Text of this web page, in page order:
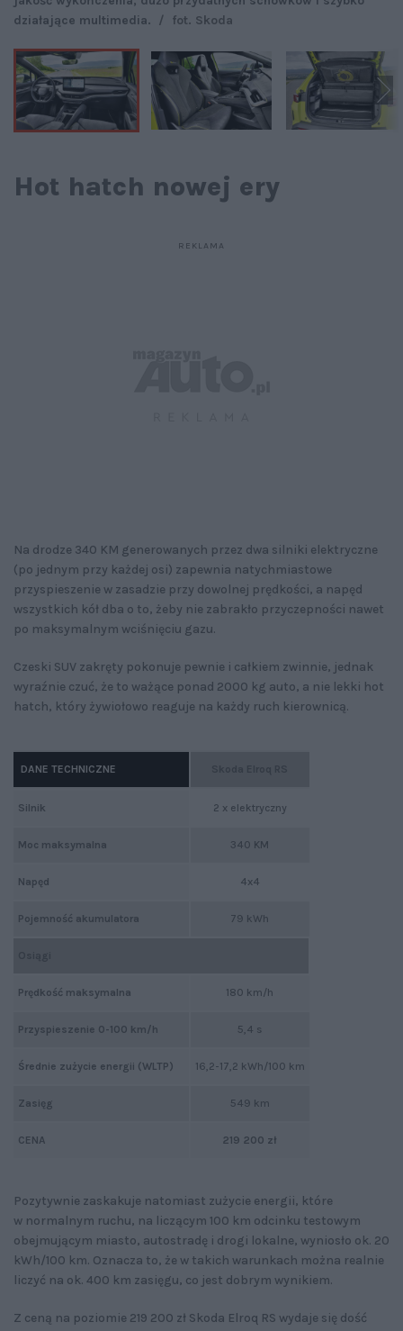
działające multimedia. / fot. Skoda
Hot hatch nowej ery
Na drodze 340 KM generowanych przez dwa silniki elektryczne
(po jednym przy każdej osi) zapewnia natychmiastowe
przyspieszenie w zasadzie przy dowolnej prędkości, a napęd
wszystkich kół dba o to, żeby nie zabrakło przyczepności nawet
po maksymalnym wciśnięciu gazu.
Czeski SUV zakręty pokonuje pewnie i całkiem zwinnie, jednak
wyraźnie czuć, że to ważące ponad 2000 kg auto, a nie lekki hot
hatch, który żywiołowo reaguje na każdy ruch kierownicą.
2 x elektryczny
340 KM
4x4
79 kWh
180 km/h
5,4 s
16,2-17,2 kWh/100 km
549 km
219 200 zł
DANE TECHNICZNE
Silnik
Moc maksymalna
Napęd
Pojemność akumulatora
Prędkość maksymalna
Przyspieszenie 0-100 km/h
Średnie zużycie energii (WLTP)
Zasięg
CENA
Pozytywnie zaskakuje natomiast zużycie energii, które
w normalnym ruchu, na liczącym 100 km odcinku testowym
obejmującym miasto, autostradę i drogi lokalne, wyniosło ok. 20
kWh/100 km. Oznacza to, że w takich warunkach można realnie
liczyć na ok. 400 km zasięgu, co jest dobrym wynikiem.
Z ceną na poziomie 219 200 zł Skoda Elroq RS wydaje się dość